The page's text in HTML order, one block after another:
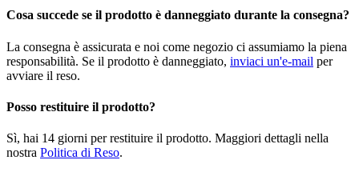
Cosa succede se il prodotto è danneggiato durante la consegna?
La consegna è assicurata e noi come negozio ci assumiamo la piena
responsabilità. Se il prodotto è danneggiato, inviaci un'e-mail per
avviare il reso.
Posso restituire il prodotto?
Sì, hai 14 giorni per restituire il prodotto. Maggiori dettagli nella
nostra Politica di Reso.